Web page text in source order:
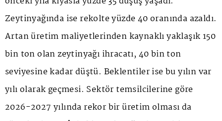
Zeytinyağında ise rekolte yüzde 40 oranında azaldı.
Artan üretim maliyetlerinden kaynaklı yaklaşık 150
bin ton olan zeytinyağı ihracatı, 40 bin ton
seviyesine kadar düştü. Beklentiler ise bu yılın var
yılı olarak geçmesi. Sektör temsilcilerine göre
2026-2027 yılında rekor bir üretim olması da